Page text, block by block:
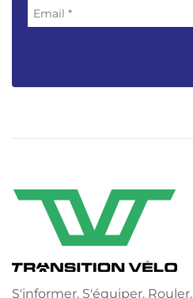
S'informer. S'équiper. Rouler.